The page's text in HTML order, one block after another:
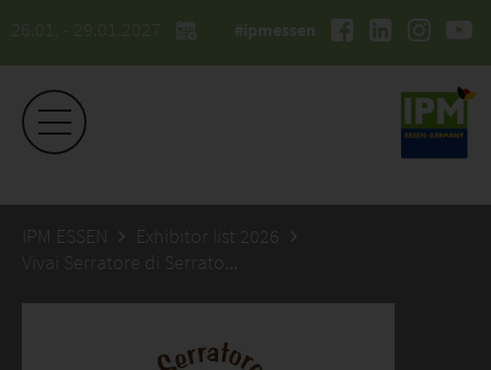
26.01. - 29.01.2027 #ipmessen
IPM ESSEN
Exhibitor list 2026
Vivai Serratore di Serratore Oscar